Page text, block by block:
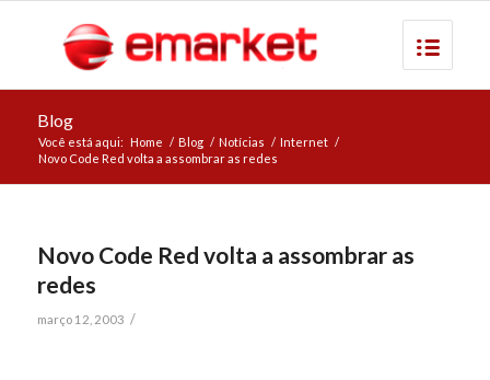
Blog
Você está aqui: Home / Blog / Notícias / Internet /
Novo Code Red volta a assombrar as redes
Novo Code Red volta a assombrar as
redes
março 12, 2003 /